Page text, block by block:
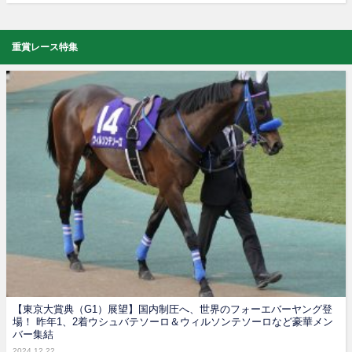
重賞レース特集
【東京大賞典（G1）展望】国内制圧へ、世界のフォーエバーヤング登
場！ 昨年1、2着ウシュバテソーロ＆ウィルソンテソーロなど豪華メン
バー集結